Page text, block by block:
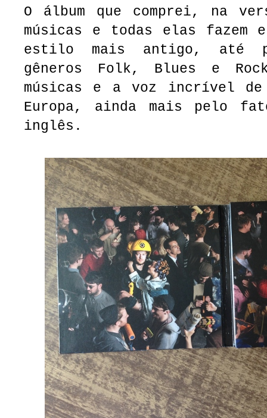
O álbum que comprei, na
músicas e todas elas fazem
estilo mais antigo, até
gêneros Folk, Blues e
músicas e a voz incrível de
Europa, ainda mais pelo
inglês.